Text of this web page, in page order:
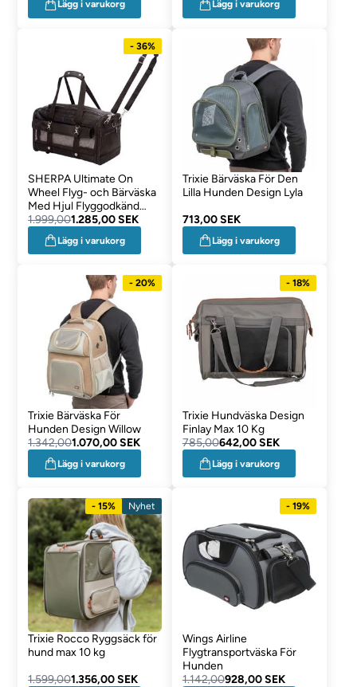
Lägg i varukorg Lägg i varukorg
- 36%
SHERPA Ultimate On
Wheel Flyg- och Bärväska
Med Hjul Flyggodkänd
IATA
1.999,001.285,00 SEK
Lägg i varukorg
Trixie Bärväska För Den
Lilla Hunden Design Lyla
713,00 SEK
Lägg i varukorg
- 20%
Trixie Bärväska För
Hunden Design Willow
1.342,001.070,00 SEK
Lägg i varukorg
- 18%
Trixie Hundväska Design
Finlay Max 10 Kg
785,00642,00 SEK
Lägg i varukorg
- 15% Nyhet
Trixie Rocco Ryggsäck för
hund max 10 kg
1.599,001.356,00 SEK
- 19%
Wings Airline
Flygtransportväska För
Hunden
1.142,00928,00 SEK